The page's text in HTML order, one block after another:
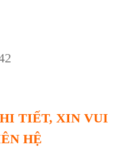
TIẾT, XIN VUI
HỆ